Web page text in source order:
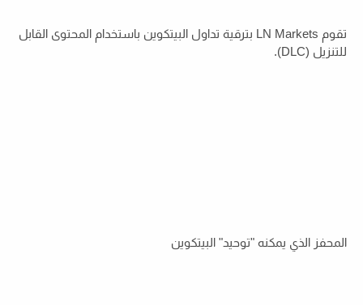
تقوم LN Markets بترقية تداول البيتكوين باستخدام المحتوى القابل
للتنزيل (DLC).
المحفز الذي يمكنه "توحيد" البيتكوين